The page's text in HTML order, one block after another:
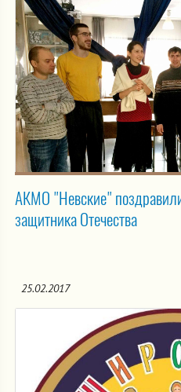
АКМО "Невские"
защитника Отечества
25.02.2017